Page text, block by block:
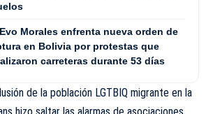
Evo Morales enfrenta nueva orden de
en Bolivia por protestas que
carreteras durante 53 días
de la población LGTBIQ migrante en la